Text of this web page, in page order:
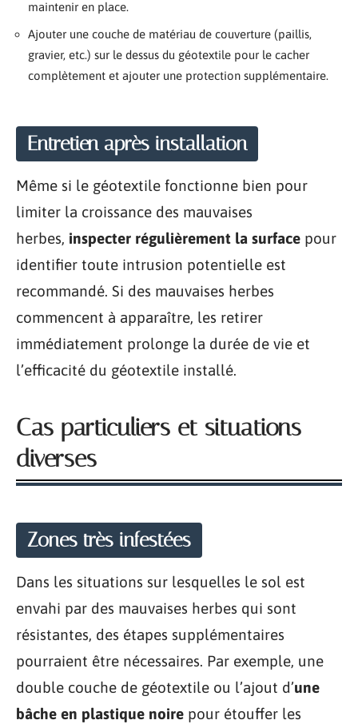
maintenir en place.
Ajouter une couche de matériau de couverture (paillis,
gravier, etc.) sur le dessus du géotextile pour le cacher
complètement et ajouter une protection supplémentaire.
Entretien après installation
Même si le géotextile fonctionne bien pour
limiter la croissance des mauvaises
herbes, inspecter régulièrement la surface pour
identifier toute intrusion potentielle est
recommandé. Si des mauvaises herbes
commencent à apparaître, les retirer
immédiatement prolonge la durée de vie et
l’efficacité du géotextile installé.
Cas particuliers et situations
diverses
Zones très infestées
Dans les situations sur lesquelles le sol est
envahi par des mauvaises herbes qui sont
résistantes, des étapes supplémentaires
pourraient être nécessaires. Par exemple, une
double couche de géotextile ou l’ajout d’une
bâche en plastique noire pour étouffer les